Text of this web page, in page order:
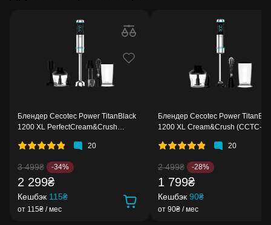
Блендер Cecotec Power TitanBlack
1200 XL PerfectCream&Crush
20
3 499₴ -34%
2 299₴
Кешбэк 115₴
от 115₴ / мес
Блендер Cecotec Power
1200 XL Cream&Crush (CCTC-
20
2 499₴ -28%
1 799₴
Кешбэк 90₴
от 90₴ / мес